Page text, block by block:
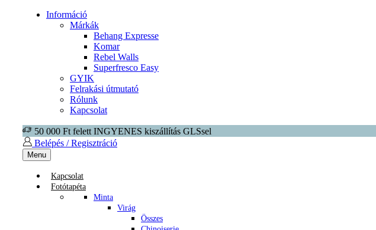
Információ
Márkák
Behang Expresse
Komar
Rebel Walls
Superfresco Easy
GYIK
Felrakási útmutató
Rólunk
Kapcsolat
50 000 Ft felett INGYENES kiszállítás GLSsel
Belépés / Regisztráció
Menu
Kapcsolat
Fotótapéta
Minta
Virág
Összes